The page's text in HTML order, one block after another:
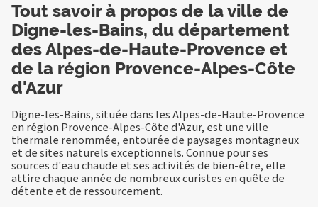
Tout savoir à propos de la ville de
Digne-les-Bains, du département
des Alpes-de-Haute-Provence et
de la région Provence-Alpes-Côte
d'Azur
Digne-les-Bains, située dans les Alpes-de-Haute-Provence
en région Provence-Alpes-Côte d'Azur, est une ville
thermale renommée, entourée de paysages montagneux
et de sites naturels exceptionnels. Connue pour ses
sources d'eau chaude et ses activités de bien-être, elle
attire chaque année de nombreux curistes en quête de
détente et de ressourcement.